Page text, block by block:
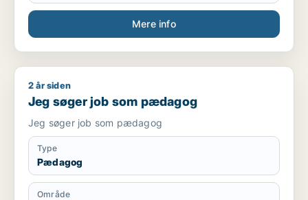
Mere info
Jeg søger job som pædagog
2 år siden
Jeg søger job som pædagog
Jeg søger job som pædagog
Type
Pædagog
Område